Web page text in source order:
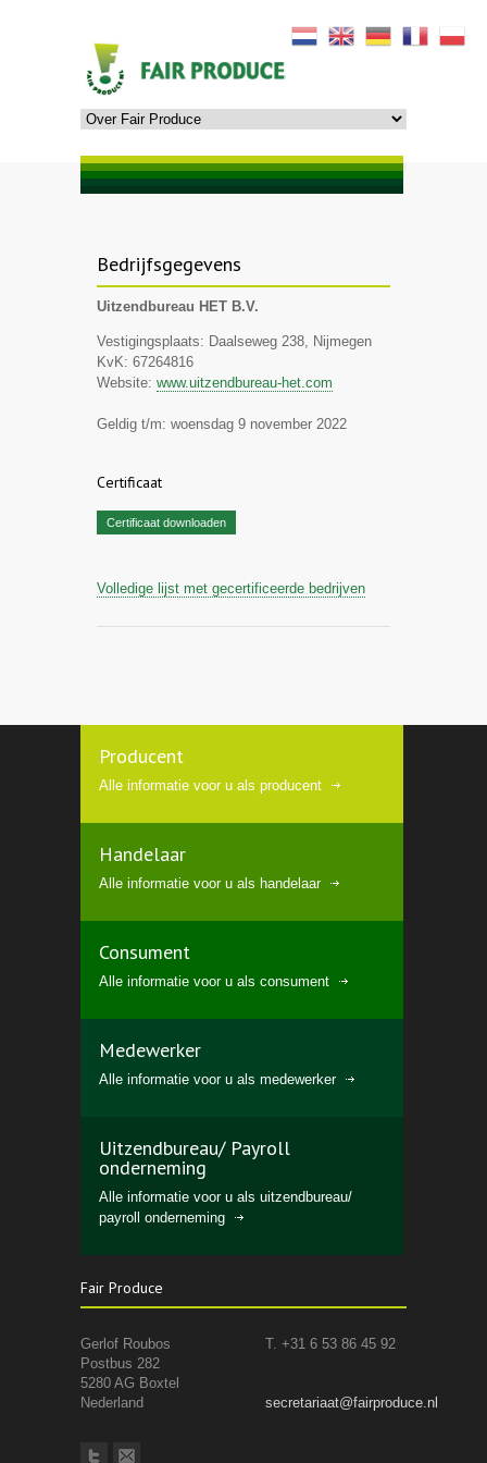
Bedrijfsgegevens
Uitzendbureau HET B.V.
Vestigingsplaats: Daalseweg 238, Nijmegen
KvK: 67264816
Website: www.uitzendbureau-het.com
Geldig t/m: woensdag 9 november 2022
Certificaat
Certificaat downloaden
Volledige lijst met gecertificeerde bedrijven
Producent
Alle informatie voor u als producent
Handelaar
Alle informatie voor u als handelaar
Consument
Alle informatie voor u als consument
Medewerker
Alle informatie voor u als medewerker
Uitzendbureau/ Payroll
onderneming
Alle informatie voor u als uitzendbureau/
payroll onderneming
Fair Produce
Gerlof Roubos
T. +31 6 53 86 45 92
Postbus 282
5280 AG Boxtel
Nederland
secretariaat@fairproduce.nl